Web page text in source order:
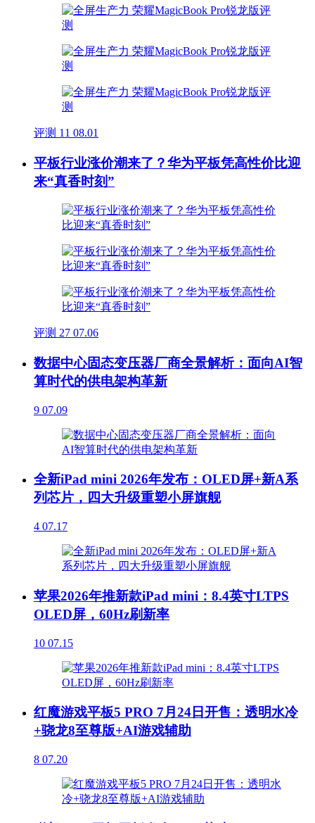
评测 11 08.01
平板行业涨价潮来了？华为平板凭高性价比迎
来“真香时刻”
评测 27 07.06
数据中心固态变压器厂商全景解析：面向AI智
算时代的供电架构革新
9 07.09
全新iPad mini 2026年发布：OLED屏+新A系
列芯片，四大升级重塑小屏旗舰
4 07.17
苹果2026年推新款iPad mini：8.4英寸LTPS
OLED屏，60Hz刷新率
10 07.15
红魔游戏平板5 PRO 7月24日开售：透明水冷
+骁龙8至尊版+AI游戏辅助
8 07.20